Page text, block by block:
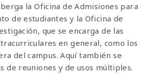
la Oficina de Admisiones para
de estudiantes y la Oficina de
que se encarga de las
en general, como los
del campus. Aquí también se
de reuniones y de usos múltiples.